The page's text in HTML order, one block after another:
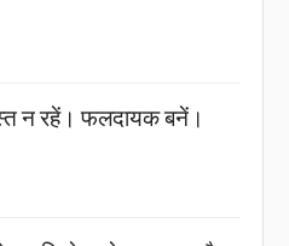
न रहें। फलदायक बनें।